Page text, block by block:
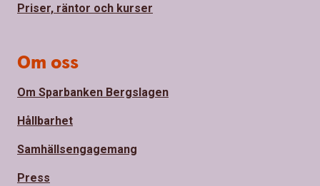
Priser, räntor och kurser
Om oss
Om Sparbanken Bergslagen
Hållbarhet
Samhällsengagemang
Press